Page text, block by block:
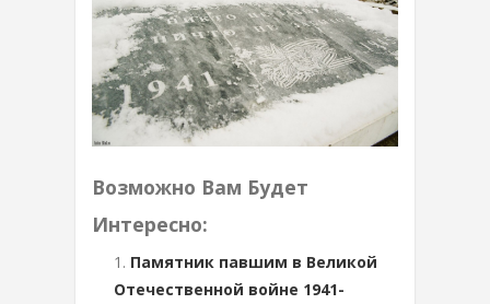
Возможно Вам Будет
Интересно:
Памятник павшим в Великой
Отечественной войне 1941-